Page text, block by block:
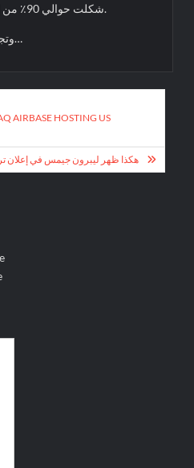
شكلت حوالي 90٪ من إجمالي المبيعات في 2020.
وتجاوزت المبيعات حينها الرقم…
AIRBASE HOSTING US
هكذا ظهر ليبرون جيمس في إعلان